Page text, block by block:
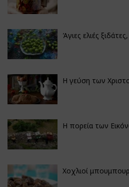
Άγιες ελιές
Η γεύση των
Η πορεία των
Χοχλιοί